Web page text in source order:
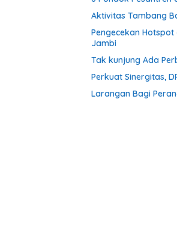
Aktivitas Tambang
Pengecekan
Jambi
Tak kunjung Ada
Perkuat Sinergitas,
Larangan Bagi